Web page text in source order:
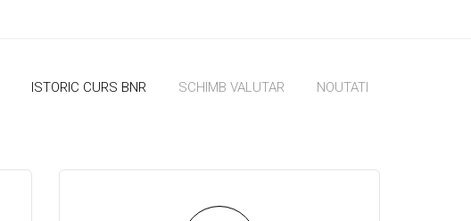
ISTORIC CURS BNR SCHIMB VALUTAR NOUTATI